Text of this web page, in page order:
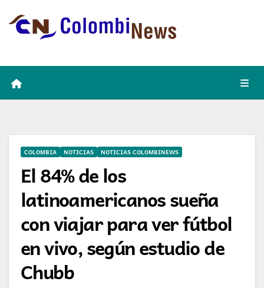
COLOMBIA NOTICIAS NOTICIAS COLOMBINEWS
El 84% de los
latinoamericanos sueña
con viajar para ver fútbol
en vivo, según estudio de
Chubb